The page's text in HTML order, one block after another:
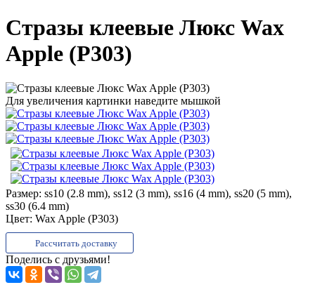
Стразы клеевые Люкс Wax
Apple (P303)
Для увеличения картинки наведите мышкой
Размер: ss10 (2.8 mm), ss12 (3 mm), ss16 (4 mm), ss20 (5 mm),
ss30 (6.4 mm)
Цвет: Wax Apple (P303)
Рассчитать доставку
Поделись с друзьями!